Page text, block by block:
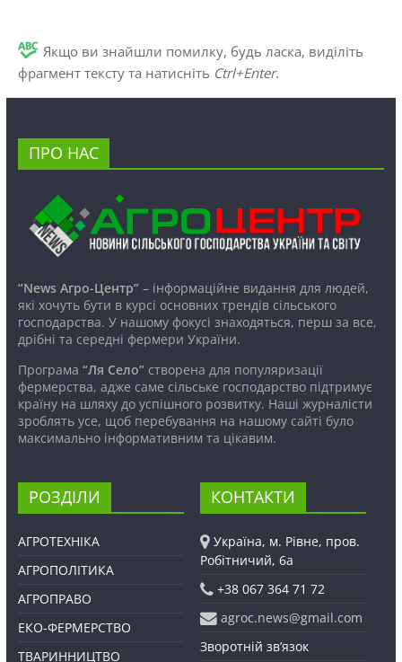
Якщо ви знайшли помилку, будь ласка, виділіть
фрагмент тексту та натисніть Ctrl+Enter.
ПРО НАС
“News Агро-Центр”– інформаційне видання для людей,
які хочуть бути в курсі основних трендів сільського
господарства. У нашому фокусі знаходяться, перш за все,
дрібні та середні фермери України.
Програма “Ля Село”створена для популяризації
фермерства, адже саме сільське господарство підтримує
країну на шляху до успішного розвитку. Наші журналісти
зроблять усе, щоб перебування на нашому сайті було
максимально інформативним та цікавим.
РОЗДІЛИ
АГРОТЕХНІКА
АГРОПОЛІТИКА
АГРОПРАВО
ЕКО-ФЕРМЕРСТВО
ТВАРИННИЦТВО
КОНТАКТИ
Україна, м. Рівне, пров.
Робітничий, 6а
+38 067 364 71 72
agroc.news@gmail.com
Зворотній зв’язок